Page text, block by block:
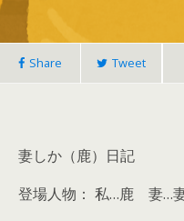
Share Tweet
妻しか（鹿）日記
登場人物： 私…鹿 妻…